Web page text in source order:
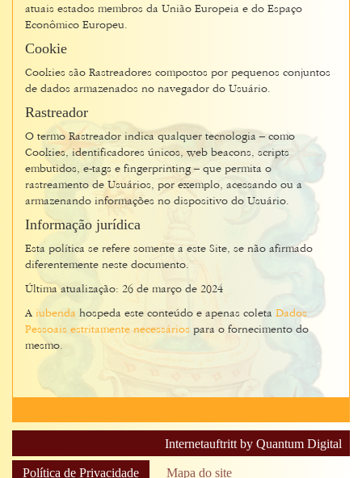
atuais estados membros da União Europeia e do Espaço
Econômico Europeu.
Cookie
Cookies são Rastreadores compostos por pequenos conjuntos
de dados armazenados no navegador do Usuário.
Rastreador
O termo Rastreador indica qualquer tecnologia – como
Cookies, identificadores únicos, web beacons, scripts
embutidos, e-tags e fingerprinting – que permita o
rastreamento de Usuários, por exemplo, acessando ou a
armazenando informações no dispositivo do Usuário.
Informação jurídica
Esta política se refere somente a este Site, se não afirmado
diferentemente neste documento.
Última atualização: 26 de março de 2024
A iubenda hospeda este conteúdo e apenas coleta Dados
Pessoais estritamente necessários para o fornecimento do
mesmo.
Internetauftritt by Quantum Digital
Política de Privacidade Mapa do site